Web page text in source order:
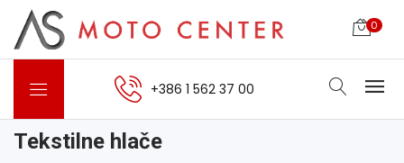
0
+386 1 562 37 00
Tekstilne hlače